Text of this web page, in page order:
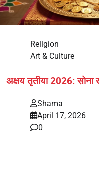
Religion
Art & Culture
अक्षय तृतीया 2026: सोना
Shama
April 17, 2026
0